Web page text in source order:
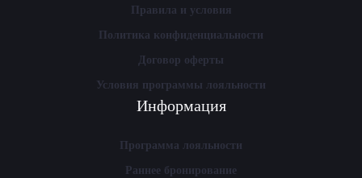
Правила и условия
Политика конфиденциальности
Договор оферты
Условия программы лояльности
Информация
Программа лояльности
Раннее бронирование